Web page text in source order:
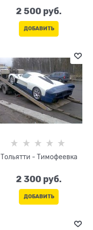
2 500 руб.
ДОБАВИТЬ
Тольятти - Тимофеевка
2 300 руб.
ДОБАВИТЬ